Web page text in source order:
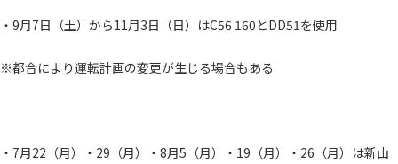
・9月7日（土）から11月3日（日）はC56 160とDD51を使用
※都合により運転計画の変更が生じる場合もある
・7月22（月）・29（月）・8月5（月）・19（月）・26（月）は新山